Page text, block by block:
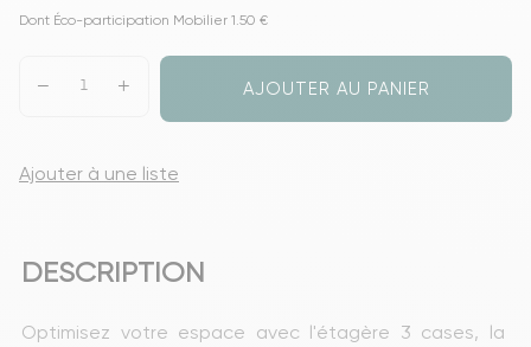
Dont Éco-participation Mobilier 1.50 €
AJOUTER AU PANIER
Ajouter à une liste
DESCRIPTION
Optimisez votre espace avec l'étagère 3 cases, la